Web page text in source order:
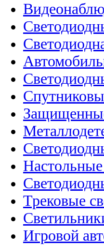
Трековые
Игровой